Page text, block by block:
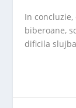
In
biberoane,
dificila